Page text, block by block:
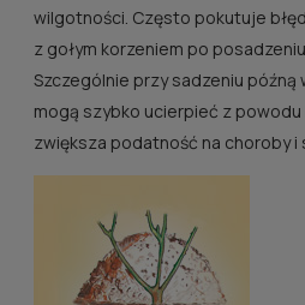
wilgotności. Często pokutuje
z gołym korzeniem po
Szczególnie przy sadzeniu późną
mogą szybko ucierpieć z
zwiększa podatność na choroby i